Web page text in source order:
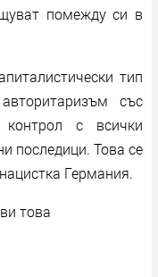
помежду си в
тип
със
с всички
последици. Това се
Германия.
това